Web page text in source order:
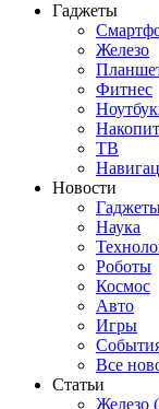
Гаджеты
Железо
Фитнес
ТВ
Новости
Наука
Роботы
Космос
Авто
Игры
Все
Статьи
Железо